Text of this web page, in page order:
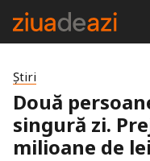
Știri
Două
singură zi.
milioane de lei